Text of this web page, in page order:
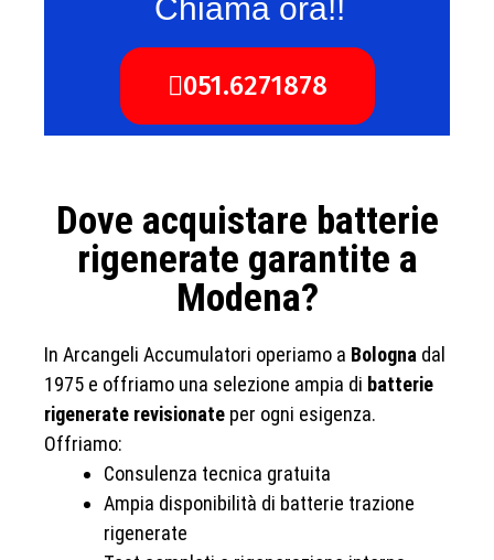
Chiama ora!!
051.6271878
Dove acquistare batterie
rigenerate garantite a
Modena?
In Arcangeli Accumulatori operiamo a Bologna dal
1975 e offriamo una selezione ampia di batterie
rigenerate revisionate per ogni esigenza.
Offriamo:
Consulenza tecnica gratuita
Ampia disponibilità di batterie trazione
rigenerate